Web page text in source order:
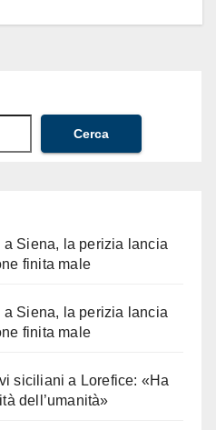
Cerca
a Siena, la perizia lancia
finita male
a Siena, la perizia lancia
finita male
siciliani a Lorefice: «Ha
dell’umanità»